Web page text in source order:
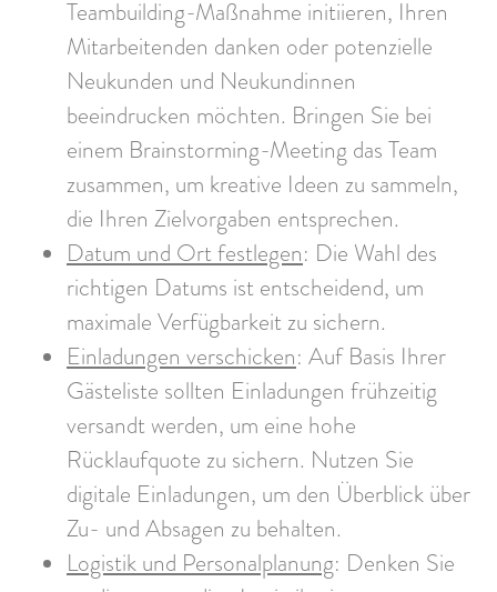
Teambuilding-Maßnahme initiieren, Ihren
Mitarbeitenden danken oder potenzielle
Neukunden und Neukundinnen
beeindrucken möchten. Bringen Sie bei
einem Brainstorming-Meeting das Team
zusammen, um kreative Ideen zu sammeln,
die Ihren Zielvorgaben entsprechen.
Datum und Ort festlegen: Die Wahl des
richtigen Datums ist entscheidend, um
maximale Verfügbarkeit zu sichern.
Einladungen verschicken: Auf Basis Ihrer
Gästeliste sollten Einladungen frühzeitig
versandt werden, um eine hohe
Rücklaufquote zu sichern. Nutzen Sie
digitale Einladungen, um den Überblick über
Zu- und Absagen zu behalten.
Logistik und Personalplanung: Denken Sie